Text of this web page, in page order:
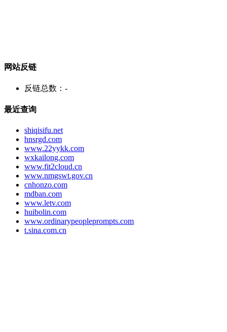
网站反链
反链总数： -
最近查询
shiqisifu.net
hnsrgd.com
www.22yykk.com
wxkailong.com
www.fit2cloud.cn
www.nmgswt.gov.cn
cnhonzo.com
mdban.com
www.letv.com
huibolin.com
www.ordinarypeopleprompts.com
t.sina.com.cn